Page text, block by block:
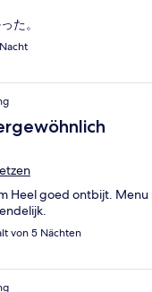
た。
Heel goed ontbijt. Menu
von 5 Nächten